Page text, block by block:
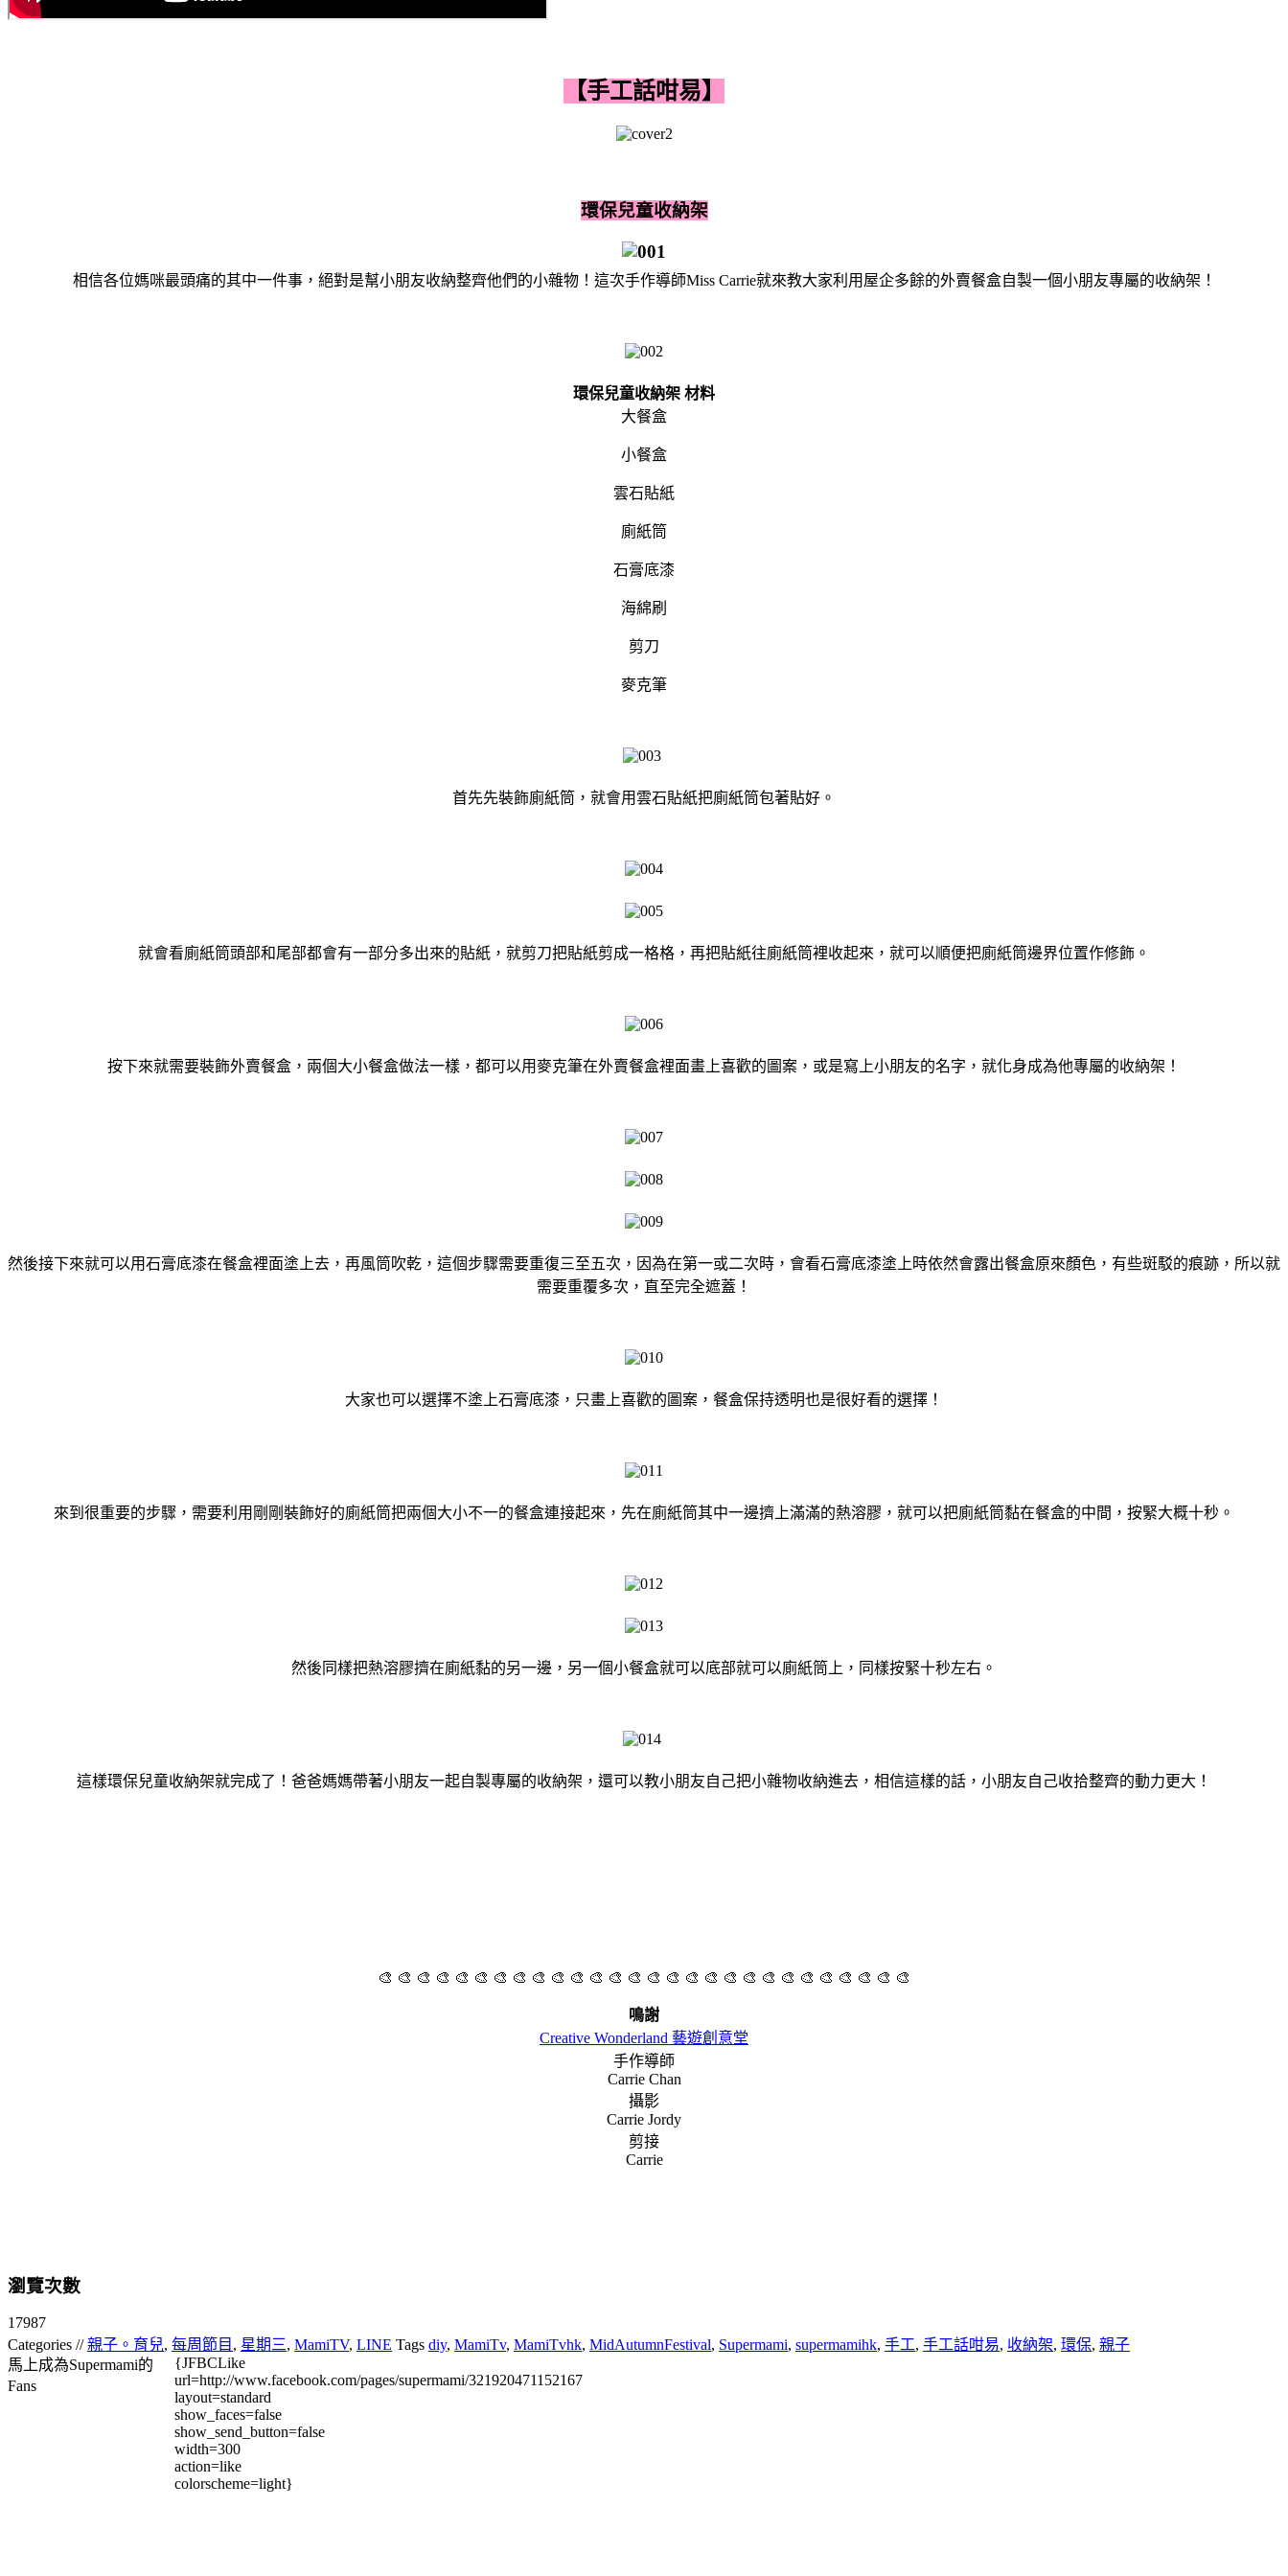
【手工話咁易】
環保兒童收納架
相信各位媽咪最頭痛的其中一件事，絕對是幫小朋友收納整齊他們的小雜物！這次手作導師Miss Carrie就來教大家利用屋企多餘的外賣餐盒自製一個小朋友專屬的收納架！
環保兒童收納架 材料
大餐盒
小餐盒
雲石貼紙
廁紙筒
石膏底漆
海綿刷
剪刀
麥克筆
首先先裝飾廁紙筒，就會用雲石貼紙把廁紙筒包著貼好。
就會看廁紙筒頭部和尾部都會有一部分多出來的貼紙，就剪刀把貼紙剪成一格格，再把貼紙往廁紙筒裡收起來，就可以順便把廁紙筒邊界位置作修飾。
按下來就需要裝飾外賣餐盒，兩個大小餐盒做法一樣，都可以用麥克筆在外賣餐盒裡面畫上喜歡的圖案，或是寫上小朋友的名字，就化身成為他專屬的收納架！
然後接下來就可以用石膏底漆在餐盒裡面塗上去，再風筒吹乾，這個步驟需要重復三至五次，因為在第一或二次時，會看石膏底漆塗上時依然會露出餐盒原來顏色，有些斑駁的痕跡，所以就
需要重覆多次，直至完全遮蓋！
大家也可以選擇不塗上石膏底漆，只畫上喜歡的圖案，餐盒保持透明也是很好看的選擇！
來到很重要的步驟，需要利用剛剛裝飾好的廁紙筒把兩個大小不一的餐盒連接起來，先在廁紙筒其中一邊擠上滿滿的熱溶膠，就可以把廁紙筒黏在餐盒的中間，按緊大概十秒。
然後同樣把熱溶膠擠在廁紙黏的另一邊，另一個小餐盒就可以底部就可以廁紙筒上，同樣按緊十秒左右。
這樣環保兒童收納架就完成了！爸爸媽媽帶著小朋友一起自製專屬的收納架，還可以教小朋友自己把小雜物收納進去，相信這樣的話，小朋友自己收拾整齊的動力更大！
🎨 🎨 🎨 🎨 🎨 🎨 🎨 🎨 🎨 🎨 🎨 🎨 🎨 🎨 🎨 🎨 🎨 🎨 🎨 🎨 🎨 🎨 🎨 🎨 🎨 🎨 🎨 🎨
鳴謝
Creative Wonderland 藝遊創意堂
手作導師
Carrie Chan
攝影
Carrie Jordy
剪接
Carrie
瀏覽次數
17987
Categories //親子。育兒, 每周節目 , 星期三, MamiTV, LINE Tags diy, MamiTv, MamiTvhk, MidAutumnFestival, Supermami, supermamihk, 手工, 手工話咁易, 收納架, 環保, 親子
馬上成為Supermami的
Fans
{JFBCLike
url=http://www.facebook.com/pages/supermami/321920471152167
layout=standard
show_faces=false
show_send_button=false
width=300
action=like
colorscheme=light}